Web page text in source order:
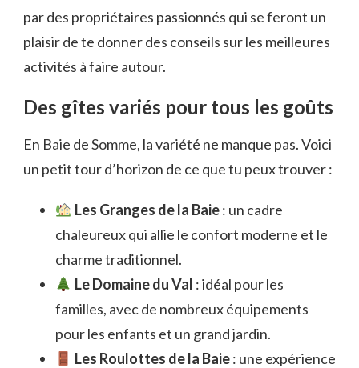
par des propriétaires passionnés qui se feront un
plaisir de te donner des conseils sur les meilleures
activités à faire autour.
Des gîtes variés pour tous les goûts
En Baie de Somme, la variété ne manque pas. Voici
un petit tour d’horizon de ce que tu peux trouver :
Les Granges de la Baie: un cadre
chaleureux qui allie le confort moderne et le
charme traditionnel.
Le Domaine du Val : idéal pour les
familles, avec de nombreux équipements
pour les enfants et un grand jardin.
Les Roulottes de la Baie: une expérience